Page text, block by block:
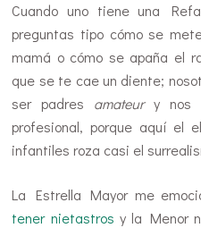
Cuando uno tiene una
preguntas tipo cómo se
mamá o cómo se apaña el
que se te cae un diente;
ser padres amateury nos
profesional, porque aquí el
infantiles roza casi el
La Estrella Mayor me
tener nietastros y la Menor